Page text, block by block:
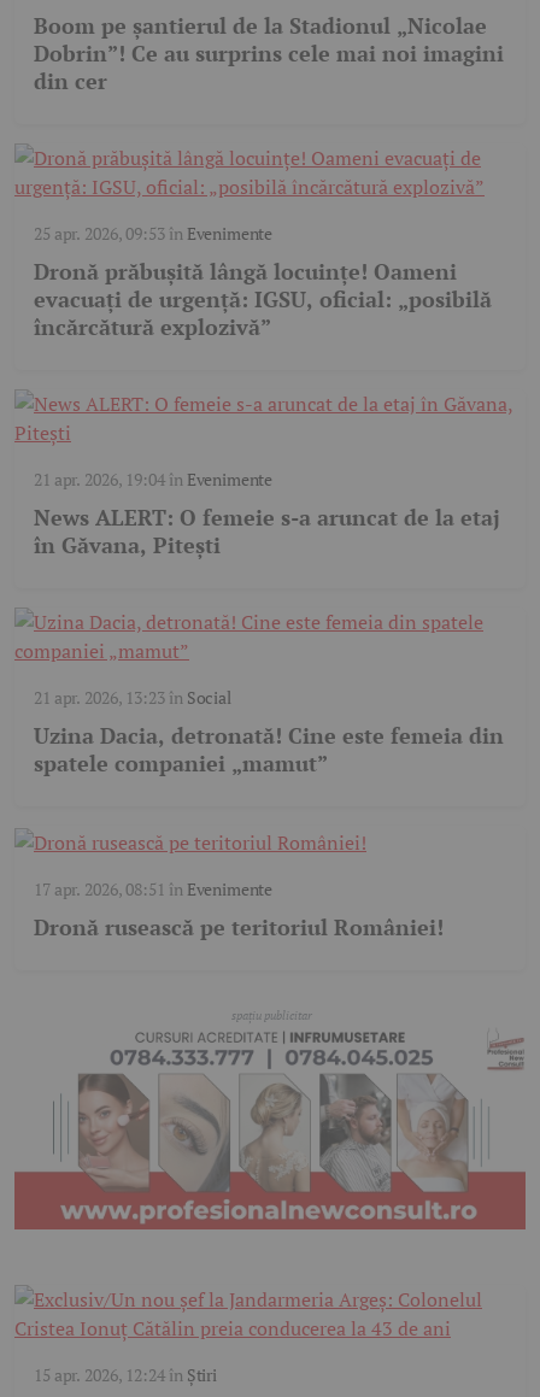
Boom pe șantierul de la Stadionul „Nicolae
Dobrin”! Ce au surprins cele mai noi imagini
din cer
25 apr. 2026, 09:53în Evenimente
Dronă prăbușită lângă locuințe! Oameni
evacuați de urgență: IGSU, oficial: „posibilă
încărcătură explozivă”
21 apr. 2026, 19:04în Evenimente
News ALERT: O femeie s-a aruncat de la etaj
în Găvana, Pitești
21 apr. 2026, 13:23în Social
Uzina Dacia, detronată! Cine este femeia din
spatele companiei „mamut”
17 apr. 2026, 08:51 în Evenimente
Dronă rusească pe teritoriul României!
15 apr. 2026, 12:24în Știri